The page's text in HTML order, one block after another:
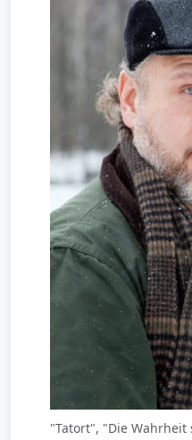
"Tatort", "Die